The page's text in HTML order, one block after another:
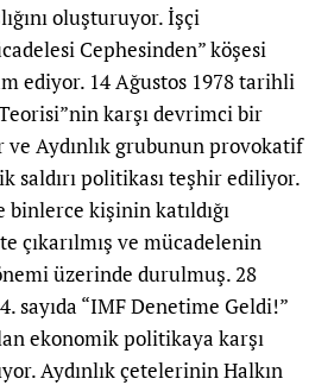
oluşturuyor. İşçi
Cephesinden” köşesi
ediyor. 14 Ağustos 1978 tarihli
Teorisi”nin karşı devrimci bir
Aydınlık grubunun provokatif
saldırı politikası teşhir ediliyor.
binlerce kişinin katıldığı
çıkarılmış ve mücadelenin
üzerinde durulmuş. 28
sayıda “IMF Denetime Geldi!”
ekonomik politikaya karşı
Aydınlık çetelerinin Halkın